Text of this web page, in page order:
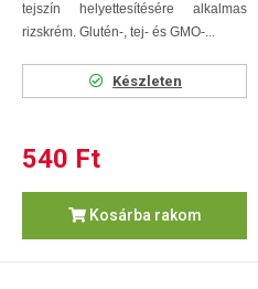
tejszín helyettesítésére alkalmas
rizskrém. Glutén-, tej- és GMO-...
Készleten
540 Ft
Kosárba rakom